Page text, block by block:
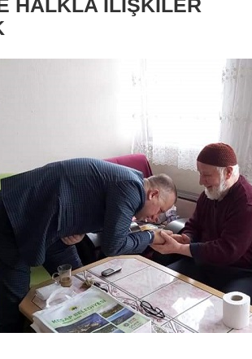
HALKLA İLİŞKİLER